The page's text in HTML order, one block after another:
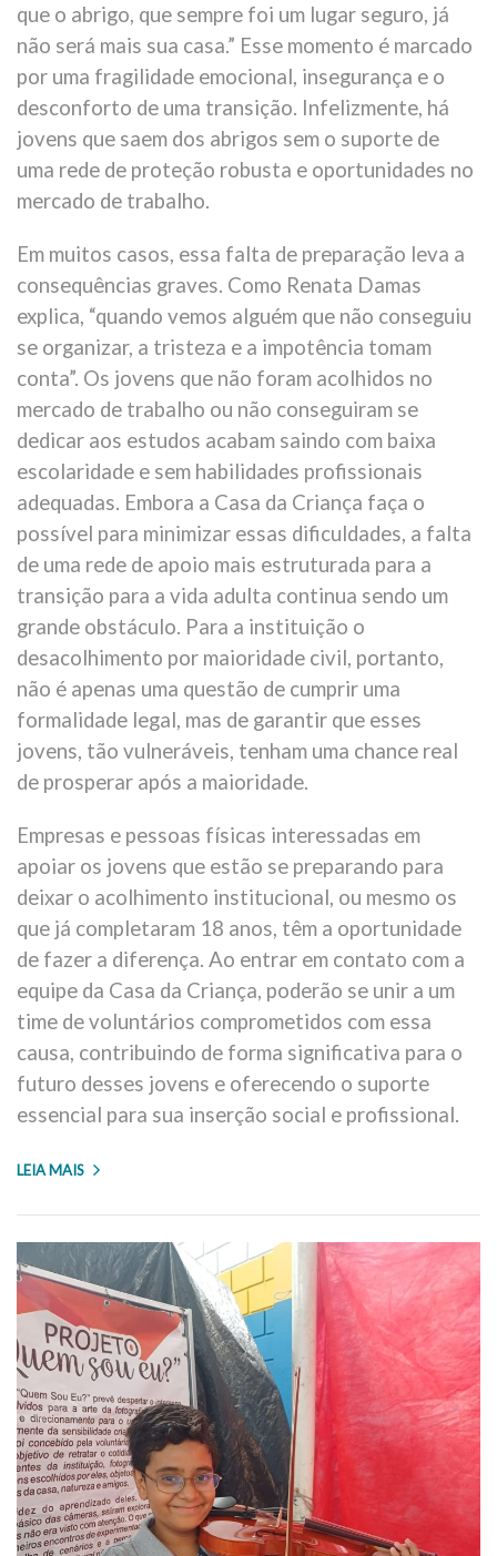
que o abrigo, que sempre foi um lugar seguro, já
não será mais sua casa.” Esse momento é marcado
por uma fragilidade emocional, insegurança e o
desconforto de uma transição. Infelizmente, há
jovens que saem dos abrigos sem o suporte de
uma rede de proteção robusta e oportunidades no
mercado de trabalho.
Em muitos casos, essa falta de preparação leva a
consequências graves. Como Renata Damas
explica, “quando vemos alguém que não conseguiu
se organizar, a tristeza e a impotência tomam
conta”. Os jovens que não foram acolhidos no
mercado de trabalho ou não conseguiram se
dedicar aos estudos acabam saindo com baixa
escolaridade e sem habilidades profissionais
adequadas. Embora a Casa da Criança faça o
possível para minimizar essas dificuldades, a falta
de uma rede de apoio mais estruturada para a
transição para a vida adulta continua sendo um
grande obstáculo. Para a instituição o
desacolhimento por maioridade civil, portanto,
não é apenas uma questão de cumprir uma
formalidade legal, mas de garantir que esses
jovens, tão vulneráveis, tenham uma chance real
de prosperar após a maioridade.
Empresas e pessoas físicas interessadas em
apoiar os jovens que estão se preparando para
deixar o acolhimento institucional, ou mesmo os
que já completaram 18 anos, têm a oportunidade
de fazer a diferença. Ao entrar em contato com a
equipe da Casa da Criança, poderão se unir a um
time de voluntários comprometidos com essa
causa, contribuindo de forma significativa para o
futuro desses jovens e oferecendo o suporte
essencial para sua inserção social e profissional.
LEIA MAIS